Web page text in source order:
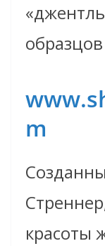
m
красоты